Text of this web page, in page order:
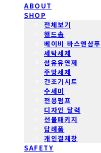
ABOUT
SHOP
전체보기
핸드솝
베이비 바스앤샴푸
세탁세제
섬유유연제
주방세제
건조기시트
수세미
전용펌프
디자인 달력
선물패키지
답례품
개인결제창
SAFETY